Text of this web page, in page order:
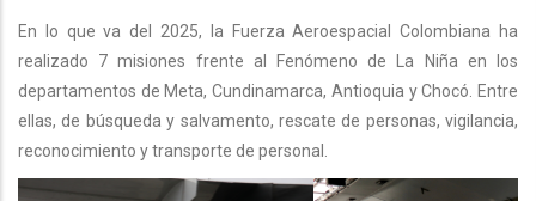
En lo que va del 2025, la Fuerza Aeroespacial Colombiana ha
realizado 7 misiones frente al Fenómeno de La Niña en los
departamentos de Meta, Cundinamarca, Antioquia y Chocó. Entre
ellas, de búsqueda y salvamento, rescate de personas, vigilancia,
reconocimiento y transporte de personal.